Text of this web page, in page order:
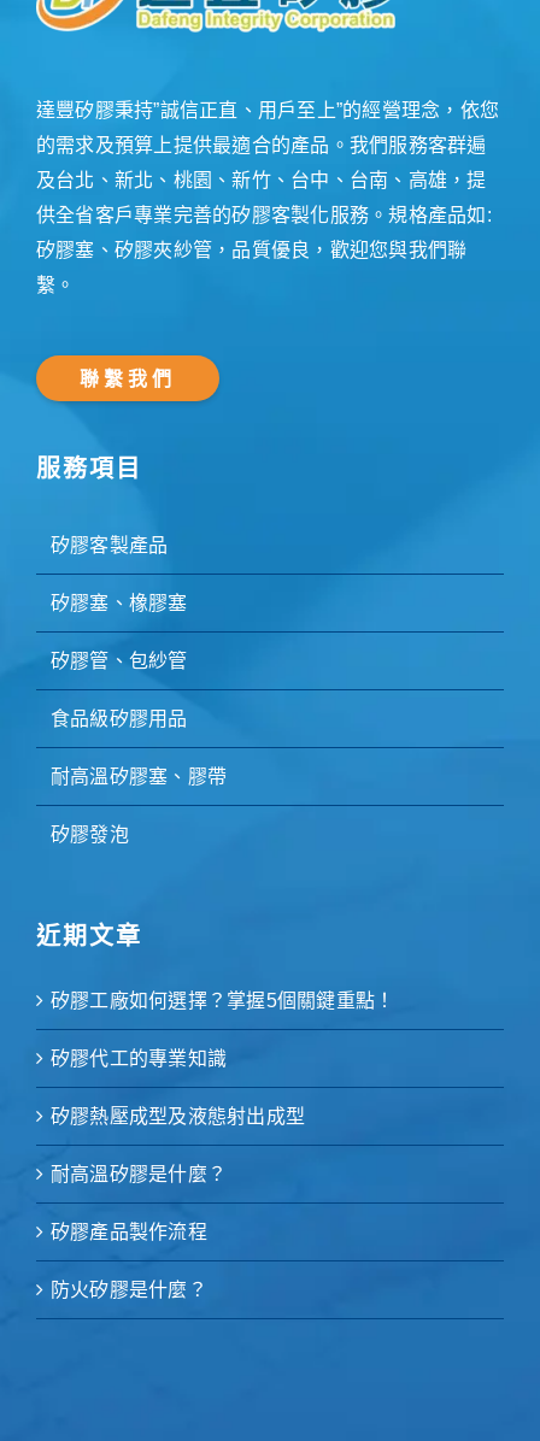
達豐矽膠秉持”誠信正直、用戶至上”的經營理念，依您
的需求及預算上提供最適合的產品。我們服務客群遍
及台北、新北、桃園、新竹、台中、台南、高雄，提
供全省客戶專業完善的矽膠客製化服務。規格產品如:
矽膠塞、矽膠夾紗管，品質優良，歡迎您與我們聯
繫。
聯繫我們
服務項目
矽膠客製產品
矽膠塞、橡膠塞
矽膠管、包紗管
食品級矽膠用品
耐高溫矽膠塞、膠帶
矽膠發泡
近期文章
矽膠工廠如何選擇？掌握5個關鍵重點！
矽膠代工的專業知識
矽膠熱壓成型及液態射出成型
耐高溫矽膠是什麼？
矽膠產品製作流程
防火矽膠是什麼？